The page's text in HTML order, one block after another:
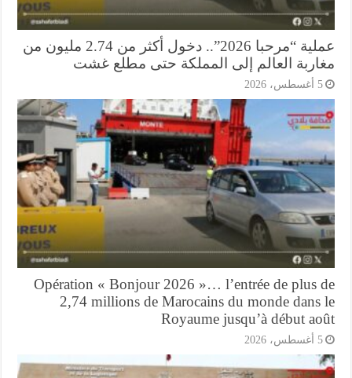
عملية “مرحبا 2026”.. دخول أكثر من 2.74 مليون من
العالم إلى المملكة حتى مطلع غشت
Opération « Bonjour 2026 »… l’entrée de plus
2,74 millions de Marocains du monde
Royaume jusqu’à début